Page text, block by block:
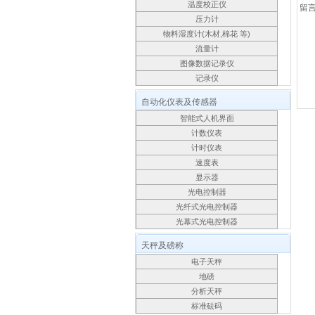
温度校正仪
压力计
物料湿度计(木材,棉花 等)
流量计
图像数据记录仪
记录仪
自动化仪表及传感器
智能式人机界面
计数仪表
计时仪表
速度表
显示器
光电控制器
光纤式光电控制器
光幕式光电控制器
天秤及磅称
电子天秤
地磅
分析天秤
标准砝码
留